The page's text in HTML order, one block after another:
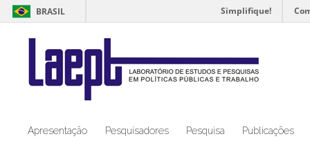
BRASIL Simplifique!
Apresentação Pesquisadores Pesquisa Publicações